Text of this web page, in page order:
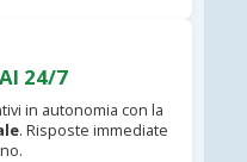
24/7
in autonomia con la
. Risposte immediate